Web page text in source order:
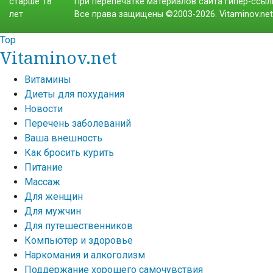
Все права защищены ©2003-2026. Vitaminov.net
Top
Vitaminov.net
Витамины
Диеты для похудания
Новости
Перечень заболеваний
Ваша внешность
Как бросить курить
Питание
Массаж
Для женщин
Для мужчин
Для путешественников
Компьютер и здоровье
Наркомания и алкоголизм
Поддержание хорошего самочувствия